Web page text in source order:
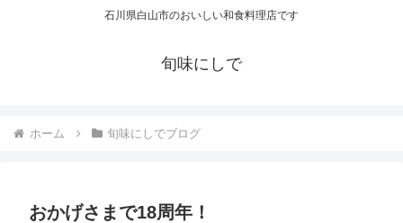
石川県白山市のおいしい和食料理店です
旬味にしで
ホーム 旬味にしでブログ
おかげさまで18周年！